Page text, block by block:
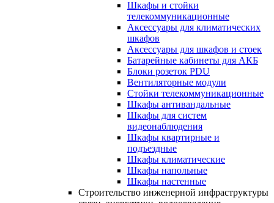
Шкафы и стойки
телекоммуникационные
Аксессуары для климатических
шкафов
Аксессуары для шкафов и стоек
Батарейные кабинеты для АКБ
Блоки розеток PDU
Вентиляторные модули
Стойки телекоммуникационные
Шкафы антивандальные
Шкафы для систем
видеонаблюдения
Шкафы квартирные и
подъездные
Шкафы климатические
Шкафы напольные
Шкафы настенные
Строительство инженерной инфраструктуры